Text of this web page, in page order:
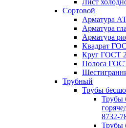
Лист
Сортовой
Арматура
Арматура
Арматура
Квадрат
Круг ГОСТ
Полоса
Трубный
Трубы
Трубы
8732-
Трубы